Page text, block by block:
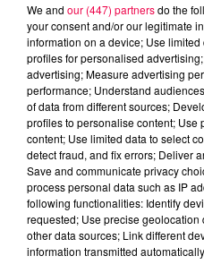
Flash infos
Crédit :Flash infos
podcasts/2022/04/2022-
We and our (447) partnersdo the
your consent and/or our legitimate
information on a device; Use
profiles for personalised
advertising; Measure advertising
performance; Understand
of data from different sources;
profiles to personalise content; Use
content; Use limited data to select
detect fraud, and fix errors; Deliver
Save and communicate privacy
process personal data such as IP
following functionalities: Identify
requested; Use precise
other data sources; Link different
information transmitted